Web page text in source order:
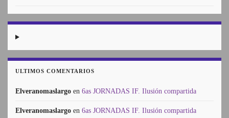
ULTIMOS COMENTARIOS
Elveranomaslargo en 6as JORNADAS IF. Ilusión compartida
Elveranomaslargo en 6as JORNADAS IF. Ilusión compartida